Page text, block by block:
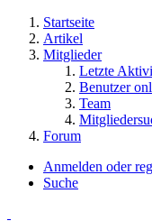
Startseite
Artikel
Mitglieder
Letzte
Benutzer
Team
Forum
Anmelden oder
Suche